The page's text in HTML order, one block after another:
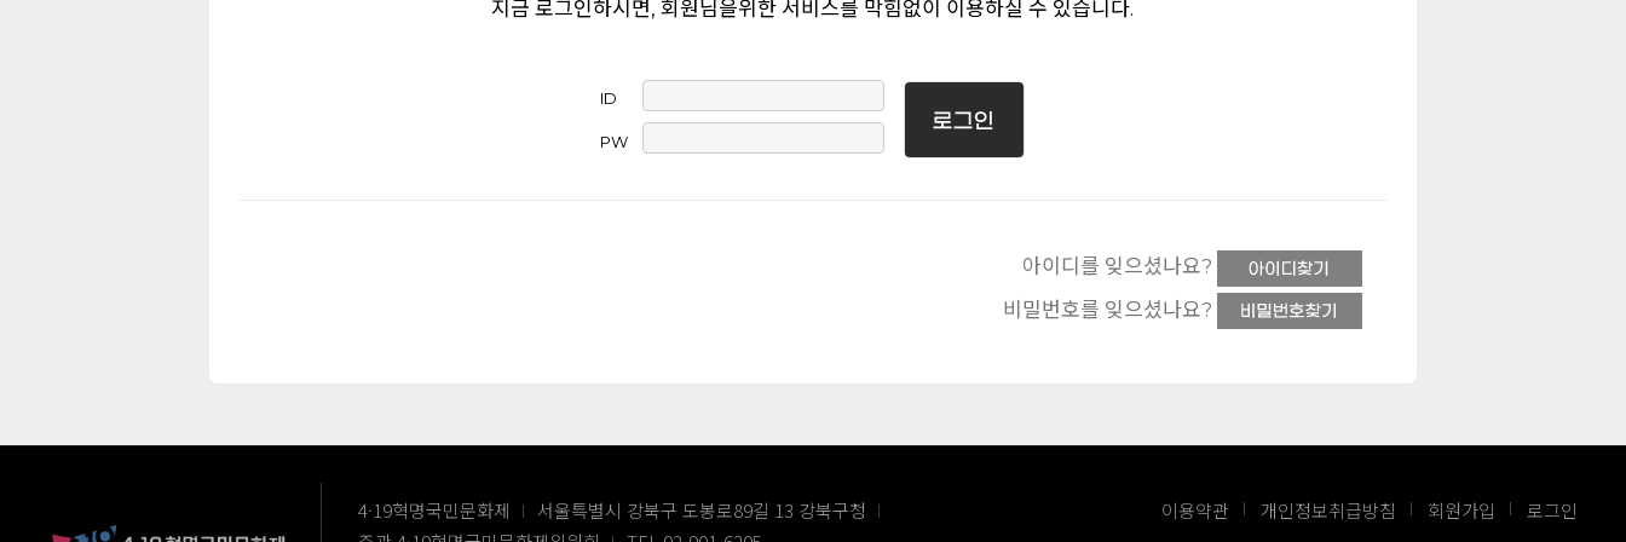
지금 로그인하시면, 회원님을위한 서비스를 막힘없이 이용하실 수 있습니다.
ID
PW
아이디를 잊으셨나요?
비밀번호를 잊으셨나요?
4·19혁명국민문화제
서울특별시 강북구 도봉로89길 13 강북구청
이용약관 개인정보취급방침 회원가입 로그인